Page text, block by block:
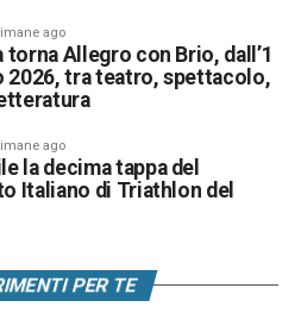
ago
torna Allegro con Brio, dall’1
2026, tra teatro, spettacolo,
ago
la decima tappa del
Italiano di Triathlon del
PER TE